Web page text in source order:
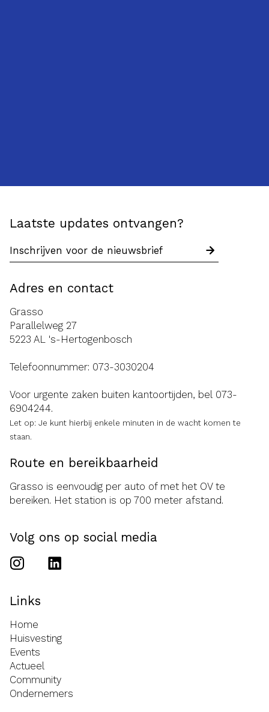
Laatste updates ontvangen?
Links
Home
Huisvesting
Events
Actueel
Community
Ondernemers
Adres en contact
Grasso
Parallelweg 27
5223 AL 's-Hertogenbosch
Telefoonnummer: 073-3030204
Voor urgente zaken buiten kantoortijden, bel 073-
6904244.
Let op: Je kunt hierbij enkele minuten in de wacht komen te
staan.
Route en bereikbaarheid
Grasso is eenvoudig per auto of met het OV te
bereiken. Het station is op 700 meter afstand.
Volg ons op social media